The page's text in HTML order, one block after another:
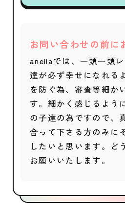
お問い合わせの前に
anellaでは、一頭一頭
達が必ず幸せになれる
を防ぐ為、審査等細か
す。細かく感じるよう
の子達の為ですので、
合って下さる方のみに
したいと思います。ど
お願いいたします。